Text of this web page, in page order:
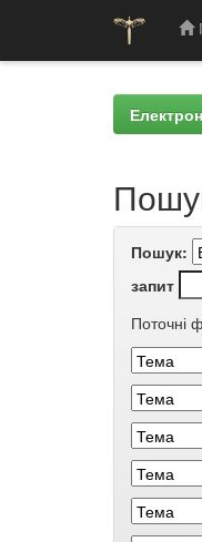
Пошук:
запит
Поточні